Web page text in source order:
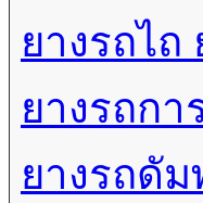
ยางรถไถ
ยางรถกา
ยางรถดัม